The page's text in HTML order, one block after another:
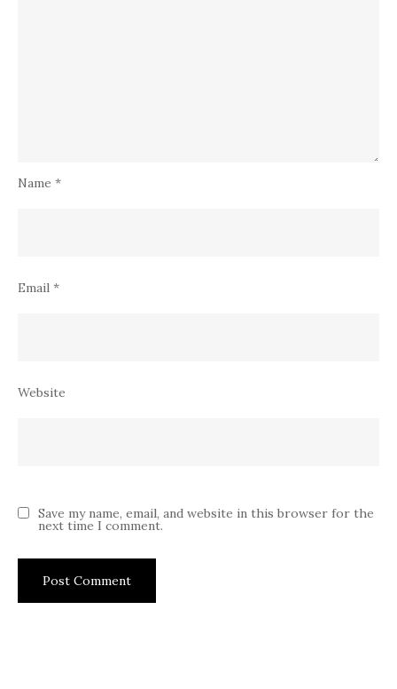
Name *
Email *
Website
Save my name, email, and website in this browser for the
next time I comment.